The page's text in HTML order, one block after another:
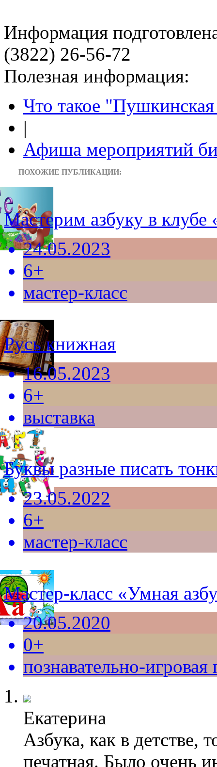
Информация
(3822) 26-56-72
Полезная информация:
Что такое "Пушкинская
|
Афиша мероприятий
ПОХОЖИЕ ПУБЛИКАЦИИ:
Мастерим азбуку в клубе
24.05.2023
6+
мастер-класс
Русь книжная
16.05.2023
6+
выставка
Буквы разные писать
23.05.2022
6+
мастер-класс
Мастер-класс «Умная
20.05.2020
0+
познавательно-
Екатерина
Азбука, как в детстве,
печатная. Было очень